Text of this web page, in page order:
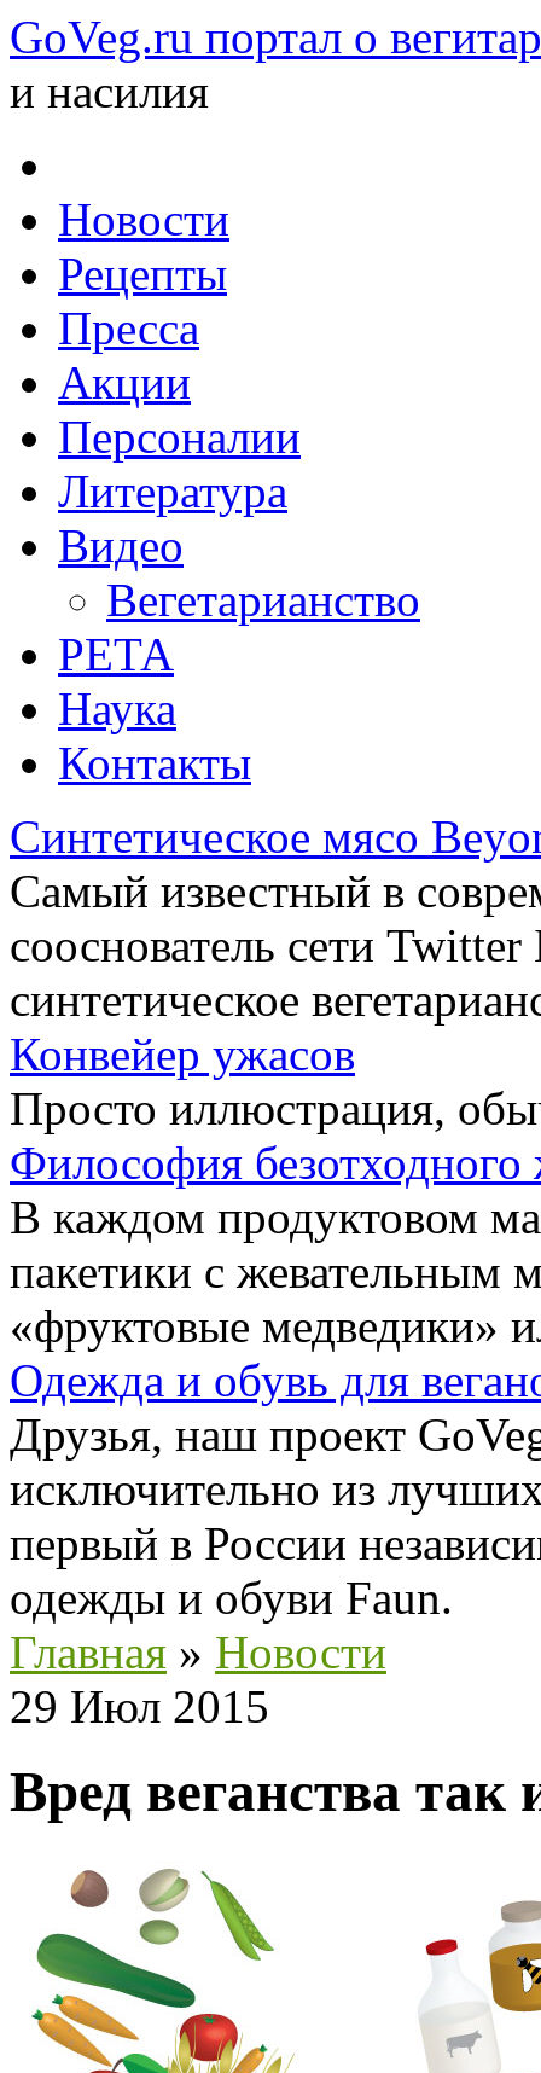
GoVeg.ru портал о
и насилия
Новости
Рецепты
Пресса
Акции
Персоналии
Литература
Видео
Вегетарианство
РЕТА
Наука
Контакты
Синтетическое мясо
Самый известный в
сооснователь сети
синтетическое
Конвейер ужасов
Просто иллюстрация,
Философия безотходного
В каждом продуктовом
пакетики с жевательным
«фруктовые медведики»
Одежда и обувь для
Друзья, наш проект
исключительно из
первый в России
одежды и обуви Faun.
Главная » Новости
29 Июл 2015
Вред веганства так